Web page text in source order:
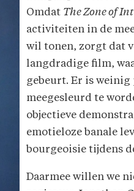
Omdat The Zone of
activiteiten in de
wil tonen, zorgt dat
langdradige film,
gebeurt. Er is
meegesleurd te
objectieve
emotieloze banale
bourgeoisie tijdens
Daarmee willen we